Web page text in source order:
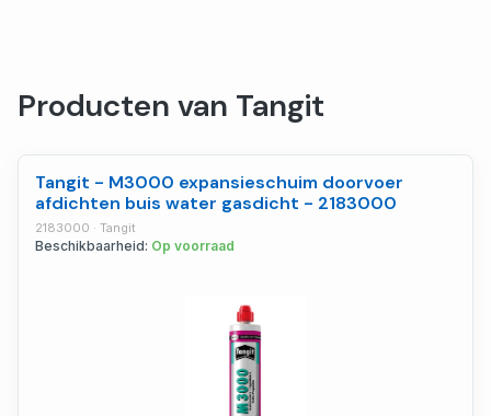
Producten van Tangit
Tangit - M3000 expansieschuim doorvoer
afdichten buis water gasdicht - 2183000
2183000 · Tangit
Beschikbaarheid: Op voorraad